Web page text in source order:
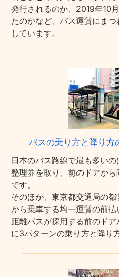
発行されるのか、2019年10
たのかなど、バス運賃にま
しています。
バスの乗り方と降り方
日本のバス路線で最も多い
整理券を取り、前のドアか
です。
そのほか、東京都交通局の
から乗車する均一運賃の前
距離バスが採用する前のド
に3パターンの乗り方と降り